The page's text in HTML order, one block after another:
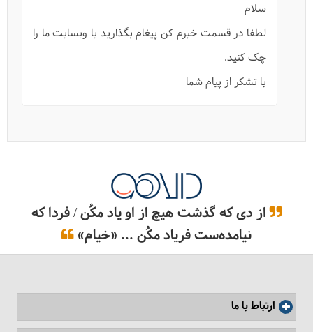
کلوت: بزرگترین شهر کلوخی دنیا
سلام
لطفا در قسمت خبرم کن پیغام بگذارید یا وبسایت ما را
چک کنید.
با تشکر از پیام شما
از دی که گذشت هیچ از او یاد مکُن / فردا که
نیامده‌ست فریاد مکُن ... «خیام»
ارتباط با ما